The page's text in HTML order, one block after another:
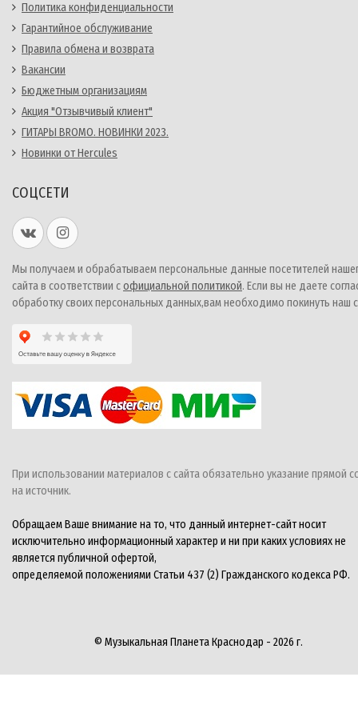
Политика конфиденциальности
Гарантийное обслуживание
Правила обмена и возврата
Вакансии
Бюджетным организациям
Акция "Отзывчивый клиент"
ГИТАРЫ BROMO. НОВИНКИ 2023.
Новинки от Hercules
СОЦСЕТИ
Мы получаем и обрабатываем персональные данные посетителей
сайта в соответствии софициальной политикой. Если вы не даете
обработку своих персональных данных,вам необходимо покинуть наш
При использовании материалов с сайта обязательно указание прямой
на источник.
Обращаем Ваше внимание на то, что данный интернет-сайт носит
исключительно информационный характер и ни при каких условиях не
является публичной офертой,
определяемой положениями Статьи 437 (2) Гражданского кодекса РФ.
© Музыкальная Планета Краснодар - 2026 г.